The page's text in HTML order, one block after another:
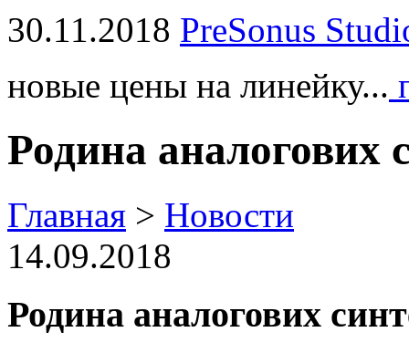
30.11.2018 PreSonus
новые цены на линейку...
Родина аналогових
Главная > Новости
14.09.2018
Родина аналогових